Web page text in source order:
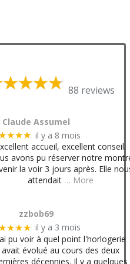
88 reviews
Claude Assumel
il y a 8 mois
accueil, excellent conseil.
avons pu réserver notre
la voir 3 jours après. Elle
attendait … More
zzbob69
il y a 3 mois
pu voir à quel point l'horlogerie
avait évolué au cours des deux
décennies. Il y a quelques